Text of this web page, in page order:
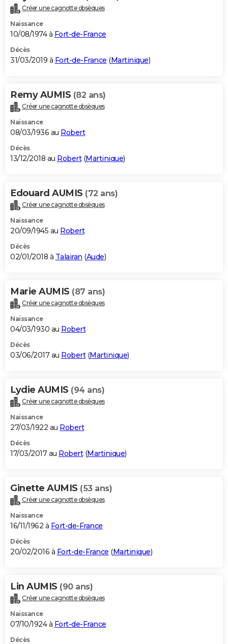
Créer une cagnotte obsèques
Naissance
10/08/1974 à Fort-de-France
Décès
31/03/2019 à Fort-de-France (Martinique)
Remy AUMIS (82 ans)
Créer une cagnotte obsèques
Naissance
08/03/1936 au Robert
Décès
13/12/2018 au Robert(Martinique)
Edouard AUMIS (72 ans)
Créer une cagnotte obsèques
Naissance
20/09/1945 au Robert
Décès
02/01/2018 à Talairan (Aude)
Marie AUMIS (87 ans)
Créer une cagnotte obsèques
Naissance
04/03/1930 au Robert
Décès
03/06/2017 au Robert(Martinique)
Lydie AUMIS (94 ans)
Créer une cagnotte obsèques
Naissance
27/03/1922 au Robert
Décès
17/03/2017 au Robert(Martinique)
Ginette AUMIS (53 ans)
Créer une cagnotte obsèques
Naissance
16/11/1962 à Fort-de-France
Décès
20/02/2016 à Fort-de-France (Martinique)
Lin AUMIS (90 ans)
Créer une cagnotte obsèques
Naissance
07/10/1924 à Fort-de-France
Décès